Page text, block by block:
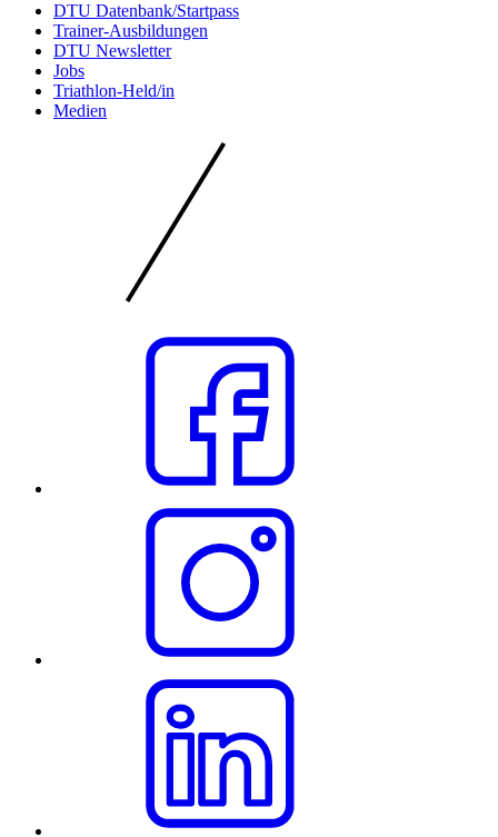
DTU Datenbank/Startpass
Trainer-Ausbildungen
DTU Newsletter
Jobs
Triathlon-Held/in
Medien